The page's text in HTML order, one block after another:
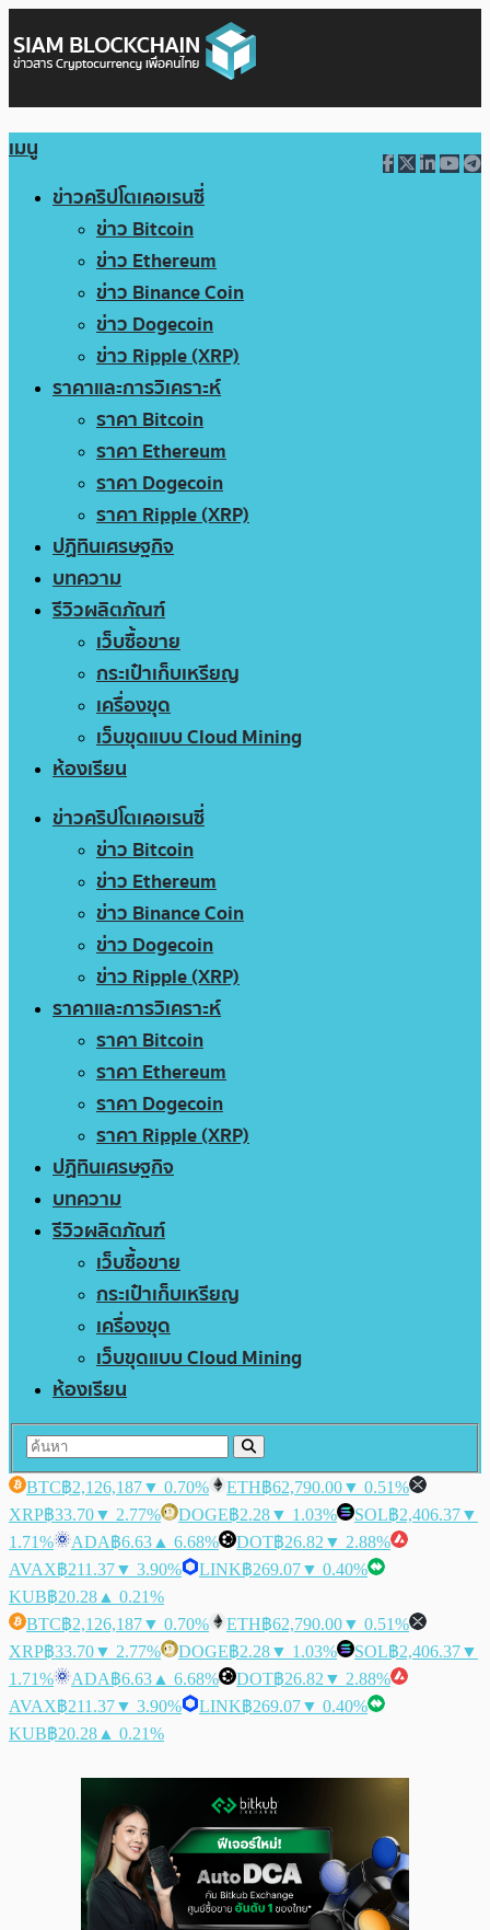
เมนู
ข่าวคริปโตเคอเรนซี่
ข่าว Bitcoin
ข่าว Ethereum
ข่าว Binance Coin
ข่าว Dogecoin
ข่าว Ripple (XRP)
ราคาและการวิเคราะห์
ราคา Bitcoin
ราคา Ethereum
ราคา Dogecoin
ราคา Ripple (XRP)
ปฏิทินเศรษฐกิจ
บทความ
รีวิวผลิตภัณฑ์
เว็บซื้อขาย
กระเป๋าเก็บเหรียญ
เครื่องขุด
เว็บขุดแบบ Cloud Mining
ห้องเรียน
ข่าวคริปโตเคอเรนซี่
ข่าว Bitcoin
ข่าว Ethereum
ข่าว Binance Coin
ข่าว Dogecoin
ข่าว Ripple (XRP)
ราคาและการวิเคราะห์
ราคา Bitcoin
ราคา Ethereum
ราคา Dogecoin
ราคา Ripple (XRP)
ปฏิทินเศรษฐกิจ
บทความ
รีวิวผลิตภัณฑ์
เว็บซื้อขาย
กระเป๋าเก็บเหรียญ
เครื่องขุด
เว็บขุดแบบ Cloud Mining
ห้องเรียน
BTC฿2,126,187▼ 0.70% ETH฿62,790.00▼ 0.51%
XRP฿33.70▼ 2.77% DOGE฿2.28▼ 1.03% SOL฿2,406.37▼
1.71%
ADA฿6.63 ▲ 6.68% DOT฿26.82 ▼ 2.88%
AVAX฿211.37▼ 3.90% LINK฿269.07▼ 0.40%
KUB฿20.28 ▲ 0.21%
BTC฿2,126,187▼ 0.70% ETH฿62,790.00▼ 0.51%
XRP฿33.70▼ 2.77% DOGE฿2.28▼ 1.03% SOL฿2,406.37▼
1.71%
ADA฿6.63 ▲ 6.68% DOT฿26.82 ▼ 2.88%
AVAX฿211.37▼ 3.90% LINK฿269.07▼ 0.40%
KUB฿20.28 ▲ 0.21%